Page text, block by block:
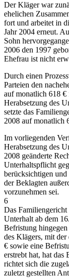
Der Kläger war
ehelichen
fort und arbeitet in
Jahr 2004 erneut.
Sohn
2006 den 1997
Ehefrau ist nicht
Durch einen
Parteien den
auf monatlich 618 €
Herabsetzung des
setzte das
2008 auf monatlich
Im vorliegenden
Herabsetzung des
2008 geänderte
Unterhaltspflicht
berücksichtigen
der Beklagten
vorzunehmen sei.
6
Das Familiengericht
Unterhalt ab dem
Befristung
des Klägers, mit
€ sowie eine
erstrebt hat, hat das
richtet sich die
zuletzt gestellten